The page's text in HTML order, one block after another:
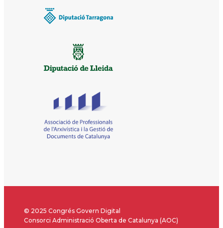
© 2025 Congrés Govern Digital
Consorci Administració Oberta de Catalunya (AOC)